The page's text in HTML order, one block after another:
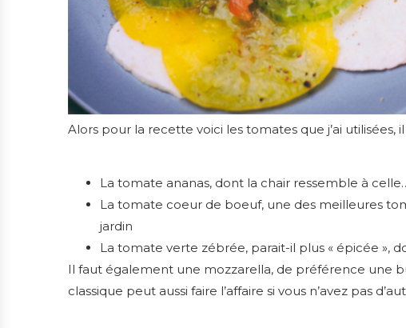
Alors pour la recette voici les tomates que j’ai utilisées,
La tomate ananas, dont la chair ressemble à
La tomate coeur de boeuf, une des meilleures
jardin
La tomate verte zébrée, parait-il plus « épicée »,
Il faut également une mozzarella, de préférence une
classique peut aussi faire l’affaire si vous n’avez pas